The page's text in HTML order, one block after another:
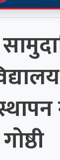
गोष्ठी